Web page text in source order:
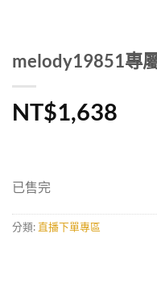
melody19851專
NT$1,638
已售完
分類: 直播下單專區